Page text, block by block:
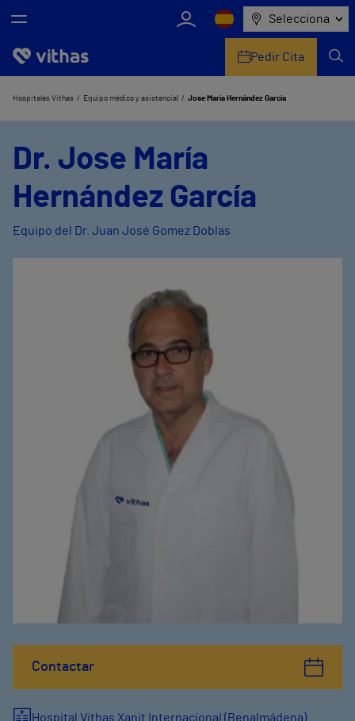
Selecciona
Nosotros
Pedir Cita
Hospitales Vithas Equipo médico y asistencial Jose María Hernández García
Contactar
Dr. Jose María
Hernández García
Equipo del Dr. Juan José Gomez Doblas
Hospital Vithas Xanit Internacional (Benalmádena)